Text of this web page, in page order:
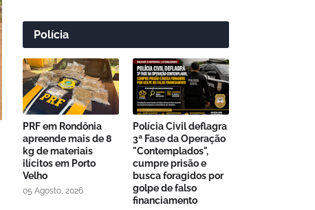
Polícia
PRF em Rondônia
apreende mais de 8
kg de materiais
ilícitos em Porto
Velho
05 Agosto, 2026
Polícia Civil deflagra
3ª Fase da Operação
"Contemplados",
cumpre prisão e
busca foragidos por
golpe de falso
financiamento